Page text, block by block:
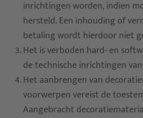
inrichtingen worden, indien
hersteld. Een inhouding of
betaling wordt hierdoor niet
Het is verboden hard- en
de technische inrichtingen
Het aanbrengen van
voorwerpen vereist de
Aangebracht